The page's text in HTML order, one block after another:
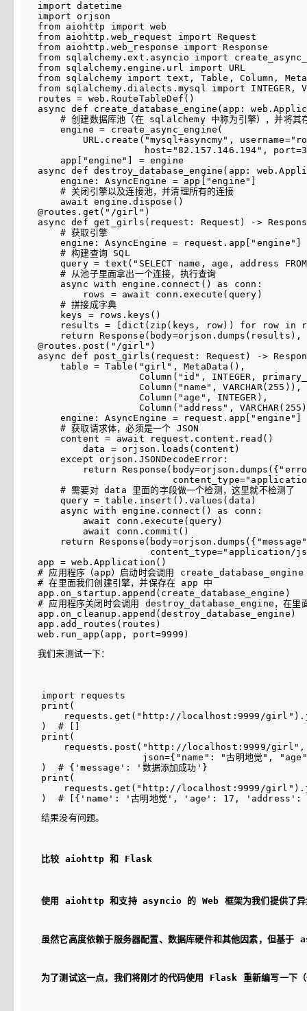
import datetime
import orjson
from aiohttp import web
from aiohttp.web_request import Request
from aiohttp.web_response import Response
from sqlalchemy.ext.asyncio import
from sqlalchemy.engine.url import URL
from sqlalchemy import text, Table, Column,
from sqlalchemy.dialects.mysql import INTEGER,
routes = web.RouteTableDef()
async def create_database_engine(app:
# 创建数据库池（在 sqlalchemy 中称为引擎），并将其
    engine = create_async_engine(
URL.create("mysql+asyncmy",
host="82.157.146.194",
    app["engine"] = engine
async def destroy_database_engine(app:
    engine: AsyncEngine = app["engine"]
    # 关闭引擎以及连接池，并清理所有的连接
    await engine.dispose()
@routes.get("/girl")
async def get_girls(request: Request) ->
    # 获取引擎
    engine: AsyncEngine = request.app["engine"]
    # 构建查询 SQL
query = text("SELECT name, age, address
    # 从池子里面拿出一个连接，执行查询
    async with engine.connect() as conn:
        rows = await conn.execute(query)
    # 拼接成字典
    keys = rows.keys()
results = [dict(zip(keys, row)) for row in
return
@routes.post("/girl")
async def post_girls(request: Request) ->
    table = Table("girl", MetaData(),
Column("id", INTEGER,
                  Column("name", VARCHAR(255)),
                  Column("age", INTEGER),
Column("address",
    engine: AsyncEngine = request.app["engine"]
    # 获取请求体，必须是一个 JSON
    content = await request.content.read()
        data = orjson.loads(content)
    except orjson.JSONDecodeError:
return
    # 需要对 data 里面的字段做一个检测，这里就不检测了
    query = table.insert().values(data)
    async with engine.connect() as conn:
        await conn.execute(query)
        await conn.commit()
return
content_type="application/
app = web.Application()
# 应用程序（app）启动时会调用 create_database_engine
# 在里面我们创建引擎，并保存在 app 中
app.on_startup.append(create_database_engine)
# 应用程序关闭时会调用 destroy_database_engine，在里
app.on_cleanup.append(destroy_database_engine)
app.add_routes(routes)
我们来测试一下：
import requests
print(
requests.get("http://localhost:9999/
)  # []
print(
    requests.post("http://localhost:9999/girl",
json={"name": "古明地觉",
)  # {'message': '数据添加成功'}
print(
requests.get("http://localhost:9999/
结果没有问题。
比较 aiohttp 和 Flask
使用 aiohttp 和支持 asyncio 的 Web 框架为我们提供了异
虽然它高度依赖于服务器配置、数据库硬件和其他因素，但基
为了测试这一点，我们将刚才的代码使用 Flask 重新编写一下